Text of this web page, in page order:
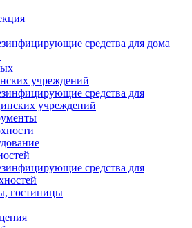
средства для дома
учреждений
средства для
учреждений
средства для
гостиницы